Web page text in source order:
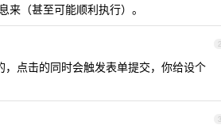
（甚至可能顺利执行）。
2
点击的同时会触发表单提交，你给设个
3